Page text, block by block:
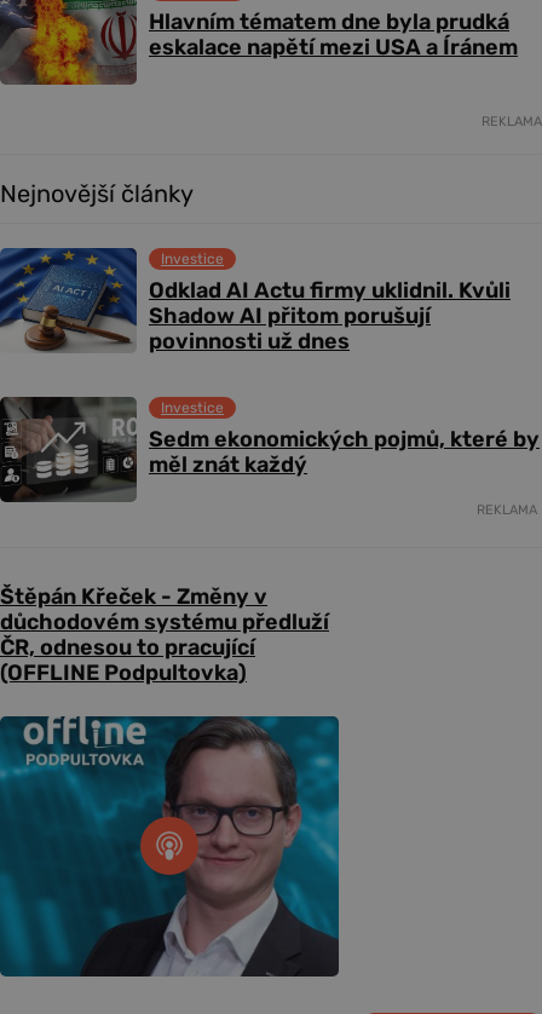
Hlavním tématem dne byla prudká
eskalace napětí mezi USA a Íránem
REKLAMA
Nejnovější články
Odklad AI Actu firmy uklidnil. Kvůli
Shadow AI přitom porušují
povinnosti už dnes
Investice
Sedm ekonomických pojmů, které by
měl znát každý
Investice
REKLAMA
Štěpán Křeček - Změny v
důchodovém systému předluží
ČR, odnesou to pracující
(OFFLINE Podpultovka)